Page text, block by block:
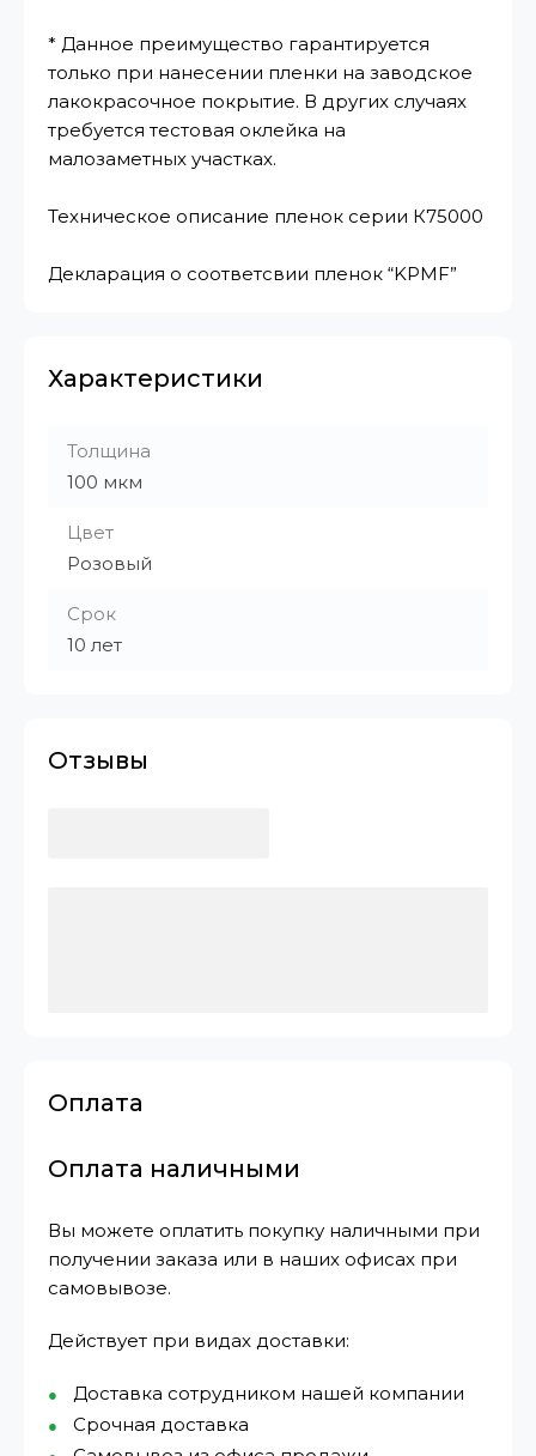
* Данное преимущество гарантируется
только при нанесении пленки на заводское
лакокрасочное покрытие. В других случаях
требуется тестовая оклейка на
малозаметных участках.
Техническое описание пленок серии К75000
Декларация о соответсвии пленок “KPMF”
Характеристики
Толщина
100 мкм
Цвет
Розовый
Срок
10 лет
Отзывы
Оплата
Оплата наличными
Вы можете оплатить покупку наличными при
получении заказа или в наших офисах при
самовывозе.
Действует при видах доставки:
Доставка сотрудником нашей компании
Срочная доставка